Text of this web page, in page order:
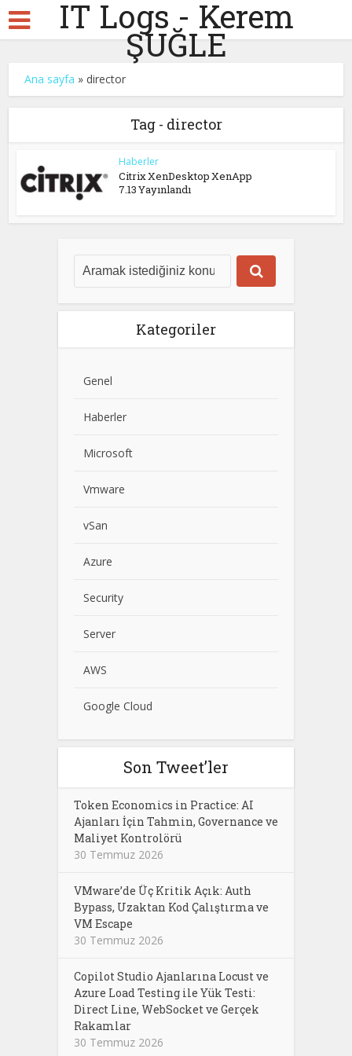
IT Logs - Kerem
ŞUĞLE
Ana sayfa » director
Tag - director
Haberler
Citrix XenDesktop XenApp
7.13 Yayınlandı
Kategoriler
Genel
Haberler
Microsoft
Vmware
vSan
Azure
Security
Server
AWS
Google Cloud
Son Tweet’ler
Token Economics in Practice: AI
Ajanları İçin Tahmin, Governance ve
Maliyet Kontrolörü
30 Temmuz 2026
VMware’de Üç Kritik Açık: Auth
Bypass, Uzaktan Kod Çalıştırma ve
VM Escape
30 Temmuz 2026
Copilot Studio Ajanlarına Locust ve
Azure Load Testing ile Yük Testi:
Direct Line, WebSocket ve Gerçek
Rakamlar
30 Temmuz 2026